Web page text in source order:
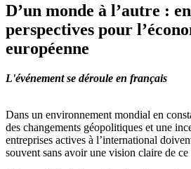
D’un monde à l’autre :
perspectives pour
européenne
L'événement se déroule en français
Dans un environnement mondial en
des changements géopolitiques et une
entreprises actives à l’international
souvent sans avoir une vision claire de ce